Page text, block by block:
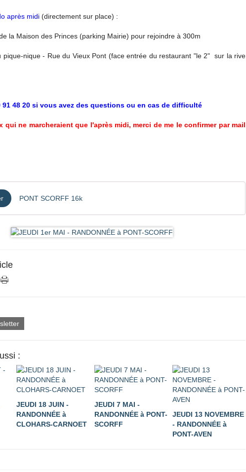
après midi (directement sur place) :
la Maison des Princes (parking Mairie) pour rejoindre à 300m
pique-nique - Rue du Vieux Pont (face entrée du restaurant "le 2" sur la rive
91 48 20 si vous avez des questions ou en cas de difficulté
qui ne marcheraient que l'après midi, merci de me leconfirmer par mail
PONT SCORFF 16k
:
JEUDI 18 JUIN -
RANDONNÉE à
CLOHARS-CARNOET
JEUDI 7 MAI -
RANDONNÉE à PONT-
SCORFF
JEUDI 13 NOVEMBRE
- RANDONNÉE à
PONT-AVEN